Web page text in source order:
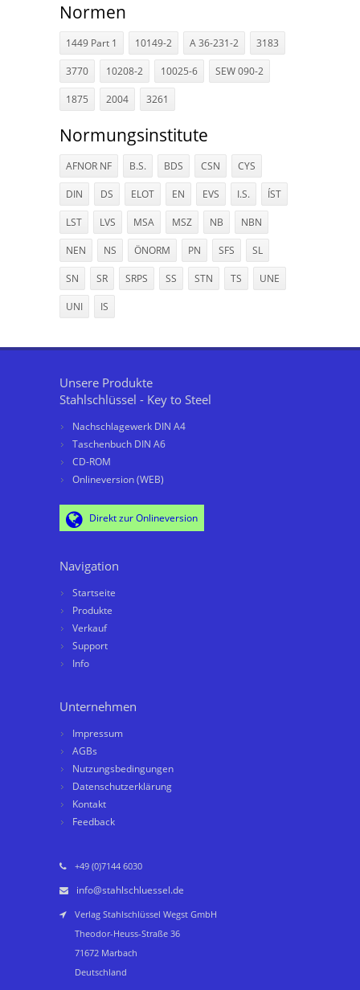
Normen
1449 Part 1 10149-2 A 36-231-2 3183
3770 10208-2 10025-6 SEW 090-2
1875 2004 3261
Normungsinstitute
AFNOR NF B.S. BDS CSN CYS
DIN DS ELOT EN EVS I.S. ÍST
LST LVS MSA MSZ NB NBN
NEN NS ÖNORM PN SFS SL
SN SR SRPS SS STN TS UNE
UNI IS
Unsere Produkte
Stahlschlüssel - Key to Steel
Nachschlagewerk DIN A4
Taschenbuch DIN A6
CD-ROM
Onlineversion (WEB)
Direkt zur Onlineversion
Navigation
Startseite
Produkte
Verkauf
Support
Info
Unternehmen
Impressum
AGBs
Nutzungsbedingungen
Datenschutzerklärung
Kontakt
Feedback
+49 (0)7144 6030
info@stahlschluessel.de
Verlag Stahlschlüssel Wegst GmbH
Theodor-Heuss-Straße 36
71672 Marbach
Deutschland